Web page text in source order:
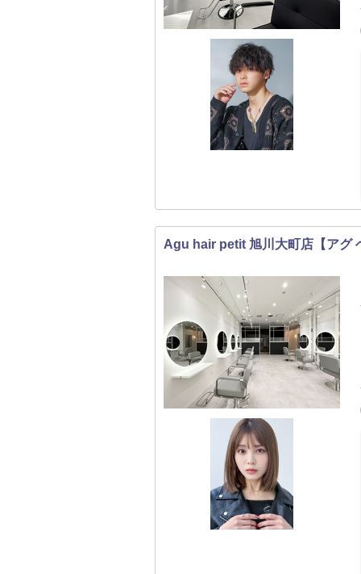
Agu hair petit 旭川大町店【アグ